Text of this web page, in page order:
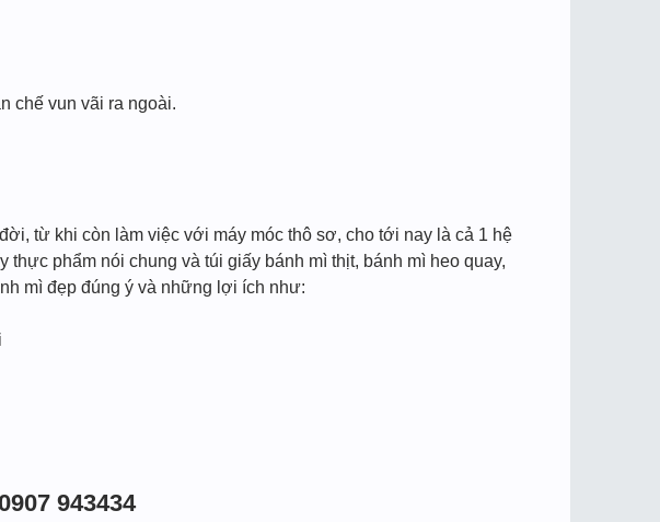
chế vun vãi ra ngoài.
từ khi còn làm việc với máy móc thô sơ, cho tới nay là cả 1 hệ
phẩm nói chung và túi giấy bánh mì thịt, bánh mì heo quay,
mì đẹp đúng ý và những lợi ích như:
943434